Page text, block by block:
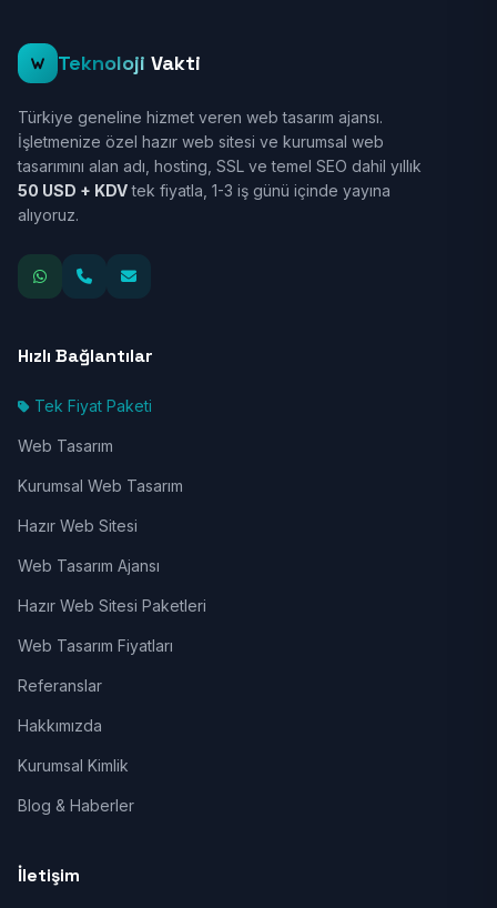
Teknoloji Vakti
Türkiye geneline hizmet veren web tasarım ajansı.
İşletmenize özel hazır web sitesi ve kurumsal web
tasarımını alan adı, hosting, SSL ve temel SEO dahil yıllık
50 USD + KDVtek fiyatla, 1-3 iş günü içinde yayına
alıyoruz.
Hızlı Bağlantılar
Tek Fiyat Paketi
Web Tasarım
Kurumsal Web Tasarım
Hazır Web Sitesi
Web Tasarım Ajansı
Hazır Web Sitesi Paketleri
Web Tasarım Fiyatları
Referanslar
Hakkımızda
Kurumsal Kimlik
Blog & Haberler
İletişim